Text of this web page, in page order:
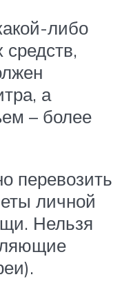
либо
а
– более
перевозить
личной
Нельзя